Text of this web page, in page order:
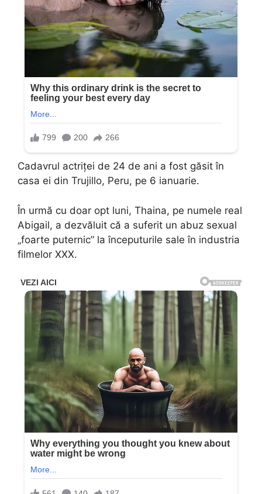
Cadavrul actriței de 24 de ani a fost găsit în
casa ei din Trujillo, Peru, pe 6 ianuarie.
În urmă cu doar opt luni, Thaina, pe numele real
Abigail, a dezvăluit că a suferit un abuz sexual
„foarte puternic” la începuturile sale în industria
filmelor XXX.